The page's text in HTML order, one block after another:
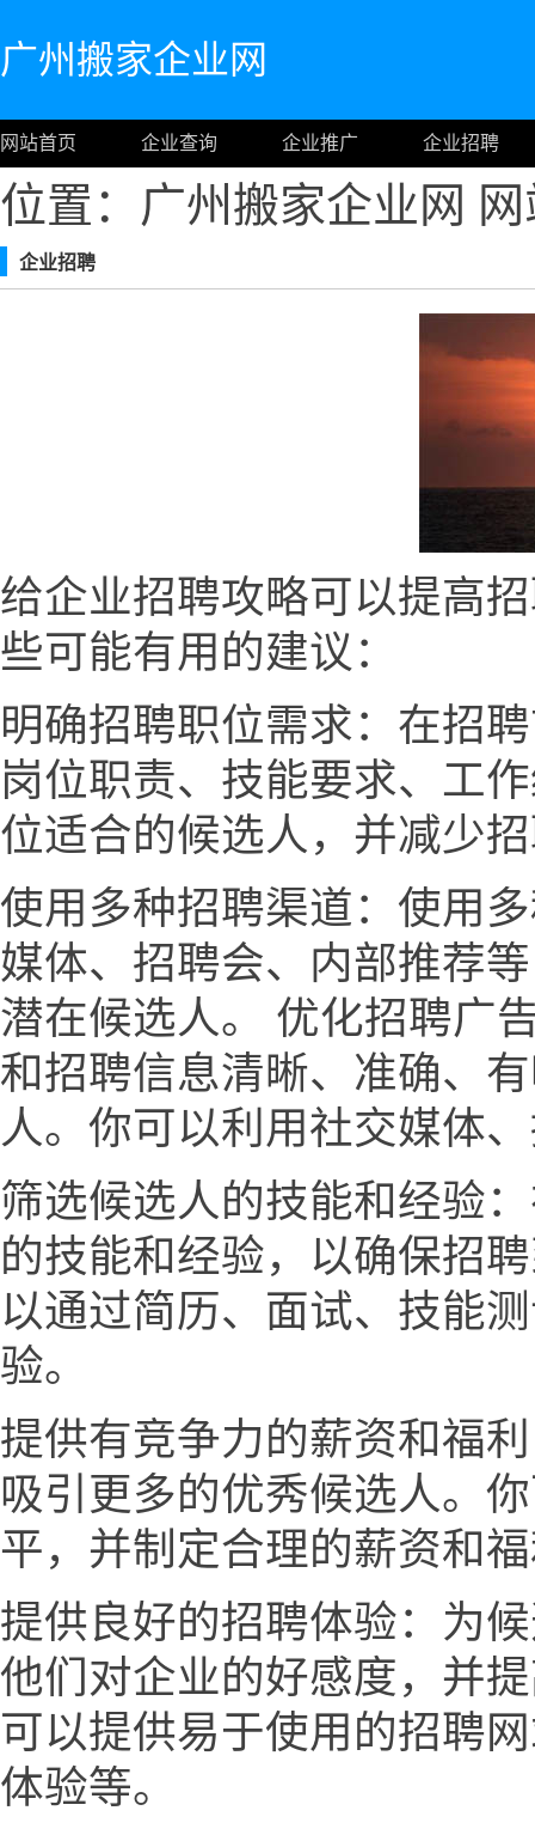
广州搬家企业网
网站首页 企业查询 企业推广 企业招聘
位置：广州搬家企业网
企业招聘
给企业招聘攻略可以提高
些可能有用的建议：
明确招聘职位需求：在招
岗位职责、技能要求、工
位适合的候选人，并减少
使用多种招聘渠道：使用
媒体、招聘会、内部推荐
潜在候选人。 优化招聘广
和招聘信息清晰、准确、
人。你可以利用社交媒体
筛选候选人的技能和经验
的技能和经验，以确保招
以通过简历、面试、技能
验。
提供有竞争力的薪资和福
吸引更多的优秀候选人。
平，并制定合理的薪资和
提供良好的招聘体验：为
他们对企业的好感度，并
可以提供易于使用的招聘
体验等。